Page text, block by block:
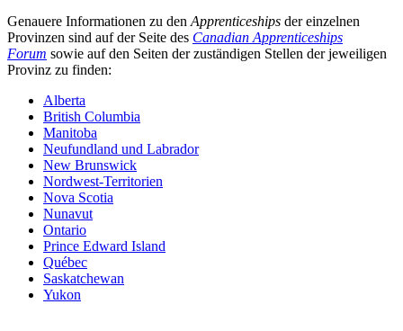
Genauere Informationen zu den Apprenticeships der einzelnen
Provinzen sind auf der Seite des Canadian Apprenticeships
Forum sowie auf den Seiten der zuständigen Stellen der jeweiligen
Provinz zu finden:
Alberta
British Columbia
Manitoba
Neufundland und Labrador
New Brunswick
Nordwest-Territorien
Nova Scotia
Nunavut
Ontario
Prince Edward Island
Québec
Saskatchewan
Yukon